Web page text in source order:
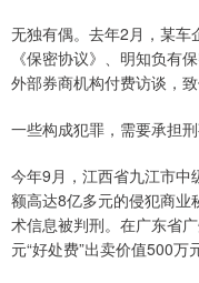
无独有偶。去年2月，某车
《保密协议》、明知负有
外部券商机构付费访谈，
一些构成犯罪，需要承担
今年9月，江西省九江市中
额高达8亿多元的侵犯商业
术信息被判刑。在广东省
元“好处费”出卖价值500万